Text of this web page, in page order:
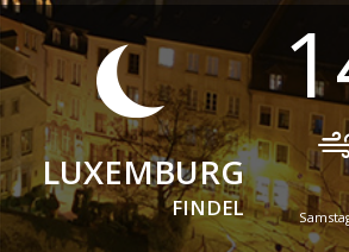
LUXEMBURG
FINDEL